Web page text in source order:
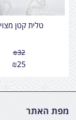
טלית קטן
₪32
₪25
מפת האתר